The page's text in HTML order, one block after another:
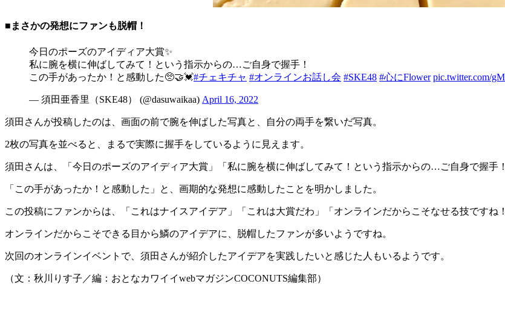
■まさかの発想にファンも脱帽！
今日のポーズのアイディア大賞✨
私に腕を横に伸ばしてみて！という指示からの…ご自身で握手！
この手があったか！と感動した🥺🤝💓#チェキチャ #オンラインお話し会 #SKE48 #心にFlower pic.twitter.com/
— 須田亜香里（SKE48） (@dasuwaikaa) April 16, 2022
須田さんが投稿したのは、画面の前で腕を伸ばした写真と、自分の両手を繋いだ写真。
2枚の写真を並べると、まるで実際に握手をしているように見えます。
須田さんは、「今日のポーズのアイディア大賞」「私に腕を横に伸ばしてみて！という指示からの…ご自身で握手
「この手があったか！と感動した」と、画期的な発想に感動したことを明かしました。
この投稿にファンからは、「これはナイスアイデア」「これは大賞だわ」「オンラインだからこそなせる技ですね
オンラインだからこそできる目から鱗のアイデアに、脱帽したファンが多いようですね。
次回のオンラインイベントで、須田さんが紹介したアイデアを実践したいと感じた人もいるようです。
（文：秋川りす子／編：おとなカワイイwebマガジンCOCONUTS編集部）